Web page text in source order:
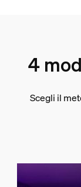
4
Scegli il